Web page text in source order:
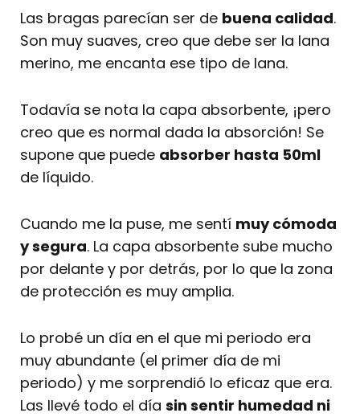
Las bragas parecían ser de buena calidad.
Son muy suaves, creo que debe ser la lana
merino, me encanta ese tipo de lana.
Todavía se nota la capa absorbente, ¡pero
creo que es normal dada la absorción! Se
supone que puede absorber hasta 50ml
de líquido.
Cuando me la puse, me sentí muy cómoda
y segura. La capa absorbente sube mucho
por delante y por detrás, por lo que la zona
de protección es muy amplia.
Lo probé un día en el que mi periodo era
muy abundante (el primer día de mi
periodo) y me sorprendió lo eficaz que era.
Las llevé todo el día sin sentir humedad ni